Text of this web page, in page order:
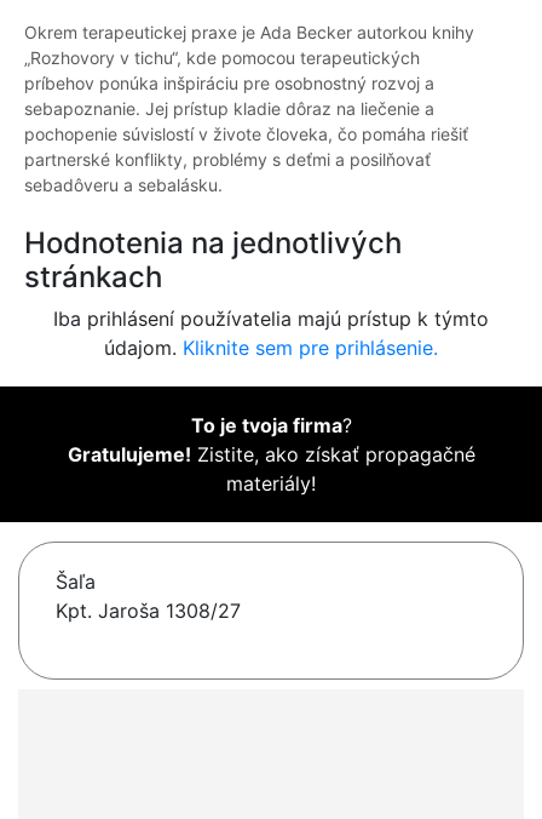
Okrem terapeutickej praxe je Ada Becker autorkou knihy
„Rozhovory v tichu“, kde pomocou terapeutických
príbehov ponúka inšpiráciu pre osobnostný rozvoj a
sebapoznanie. Jej prístup kladie dôraz na liečenie a
pochopenie súvislostí v živote človeka, čo pomáha riešiť
partnerské konflikty, problémy s deťmi a posilňovať
sebadôveru a sebalásku.
Hodnotenia na jednotlivých
stránkach
Iba prihlásení používatelia majú prístup k týmto
údajom. Kliknite sem pre prihlásenie.
To je tvoja firma?
Gratulujeme! Zistite, ako získať propagačné
materiály!
Šaľa
Kpt. Jaroša 1308/27